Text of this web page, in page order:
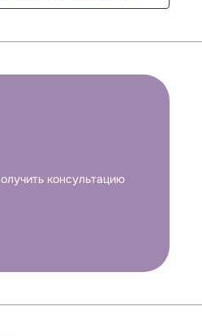
консультацию